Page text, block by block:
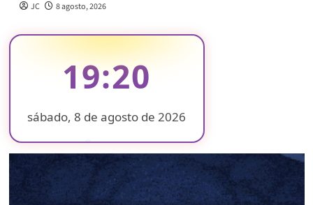
JC 8 agosto, 2026
19:20
sábado, 8 de agosto de 2026
❄
❄
❄